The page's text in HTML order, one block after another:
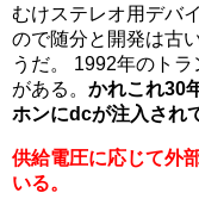
むけステレオ用デバ
ので随分と開発は古
うだ。 1992年のト
がある。 かれこれ30
ホンにdcが注入され
供給電圧に応じて外
いる。